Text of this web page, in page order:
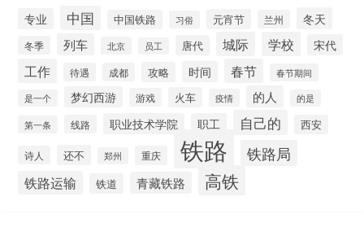
专业 中国 中国铁路 习俗 元宵节 兰州 冬天
冬季 列车 北京 员工 唐代 城际 学校 宋代
工作 待遇 成都 攻略 时间 春节 春节期间
是一个 梦幻西游 游戏 火车 疫情 的人 的是
第一条 线路 职业技术学院 职工 自己的 西安
诗人 还不 郑州 重庆 铁路 铁路局
铁路运输 铁道 青藏铁路 高铁